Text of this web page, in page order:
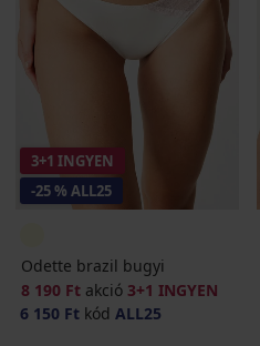
3+1 INGYEN
-25 % ALL25
Odette brazil bugyi
8 190 Ft akció 3+1 INGYEN
6 150 Ft kód ALL25